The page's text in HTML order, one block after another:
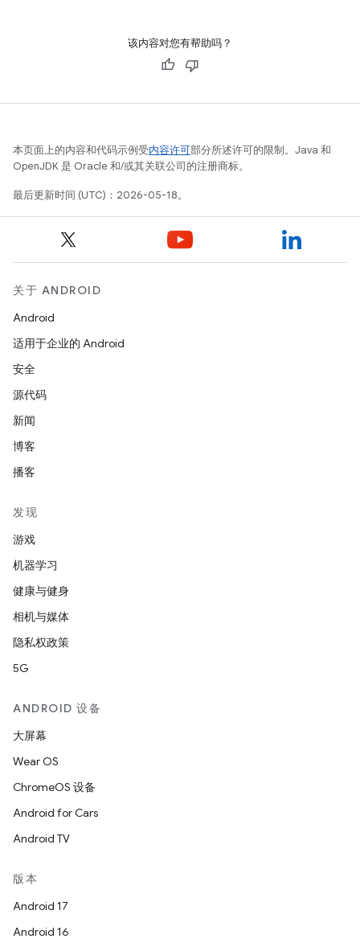
该内容对您有帮助吗？
本页面上的内容和代码示例受内容许可部分所述许可的限制。Java 和
OpenJDK 是 Oracle 和/或其关联公司的注册商标。
最后更新时间 (UTC)：2026-05-18。
关于 ANDROID
Android
适用于企业的 Android
安全
源代码
新闻
博客
播客
发现
游戏
机器学习
健康与健身
相机与媒体
隐私权政策
5G
ANDROID 设备
大屏幕
Wear OS
ChromeOS 设备
Android for Cars
Android TV
版本
Android 17
Android 16